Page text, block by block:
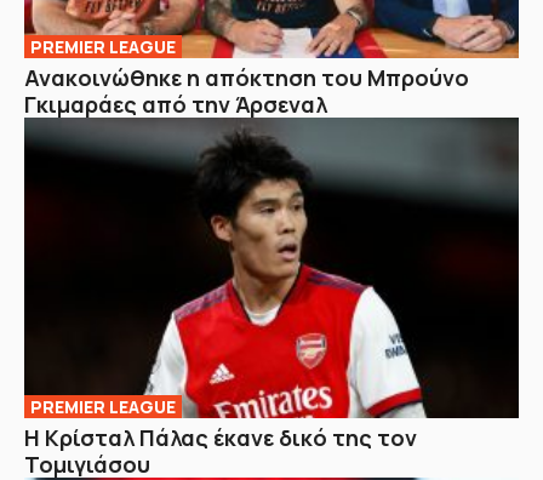
PREMIER LEAGUE
Ανακοινώθηκε η απόκτηση του Μπρούνο
Γκιμαράες από την Άρσεναλ
PREMIER LEAGUE
Η Κρίσταλ Πάλας έκανε δικό της τον
Τομιγιάσου